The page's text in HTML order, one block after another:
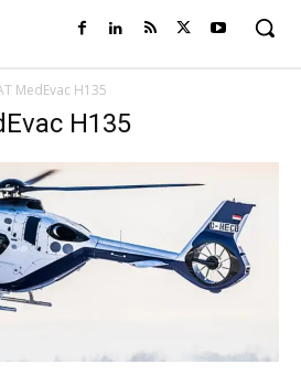
MedEvac H135
H135